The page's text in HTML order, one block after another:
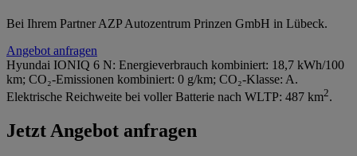
Bei Ihrem Partner AZP Autozentrum Prinzen GmbH in Lübeck.
Angebot anfragen
Hyundai IONIQ 6 N: Energieverbrauch kombiniert: 18,7 kWh/100
km; CO₂-Emissionen kombiniert: 0 g/km; CO₂-Klasse: A.
Elektrische Reichweite bei voller Batterie nach WLTP: 487 km2.
Jetzt Angebot anfragen